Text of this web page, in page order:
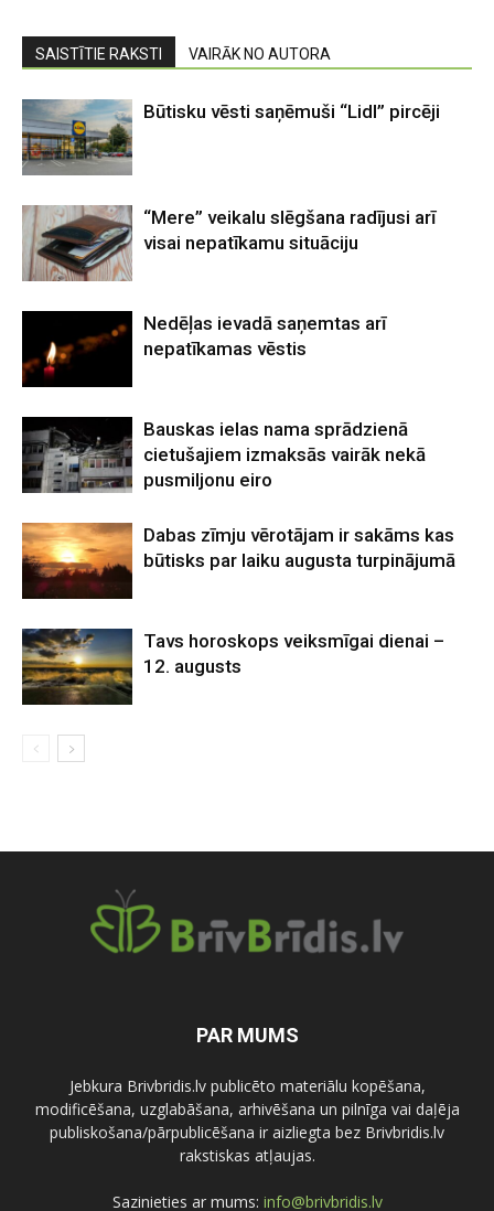
SAISTĪTIE RAKSTI VAIRĀK NO AUTORA
Būtisku vēsti saņēmuši “Lidl” pircēji
“Mere” veikalu slēgšana radījusi arī
visai nepatīkamu situāciju
Nedēļas ievadā saņemtas arī
nepatīkamas vēstis
Bauskas ielas nama sprādzienā
cietušajiem izmaksās vairāk nekā
pusmiljonu eiro
Dabas zīmju vērotājam ir sakāms kas
būtisks par laiku augusta turpinājumā
Tavs horoskops veiksmīgai dienai –
12. augusts
PAR MUMS
Jebkura Brivbridis.lv publicēto materiālu kopēšana,
modificēšana, uzglabāšana, arhivēšana un pilnīga vai daļēja
publiskošana/pārpublicēšana ir aizliegta bez Brivbridis.lv
rakstiskas atļaujas.
Sazinieties ar mums: info@brivbridis.lv